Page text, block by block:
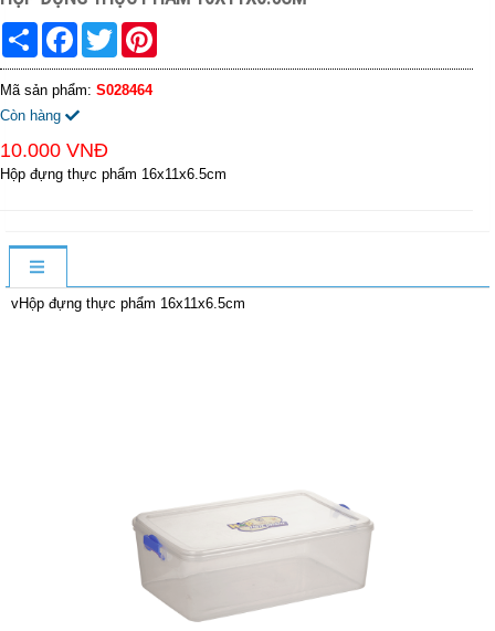
Share FacebookTwitter
Mã sản phẩm: S028464
Còn hàng
10.000 VNĐ
Hộp đựng thực phẩm 16x11x6.5cm
vHộp đựng thực phẩm 16x11x6.5cm